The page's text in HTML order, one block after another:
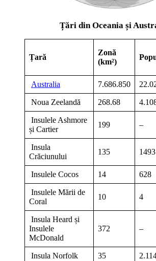
Țări din Oceania și
Țară
Zonă
(km²)
Australia 7.686.850
Noua Zeelandă 268.68
Insulele Ashmore
și Cartier
199 –
Insula
Crăciunului
135 1493
Insulele Cocos 14 628
Insulele Mării de
Coral
10 4
Insula Heard și
Insulele
McDonald
372 –
Insula Norfolk 35